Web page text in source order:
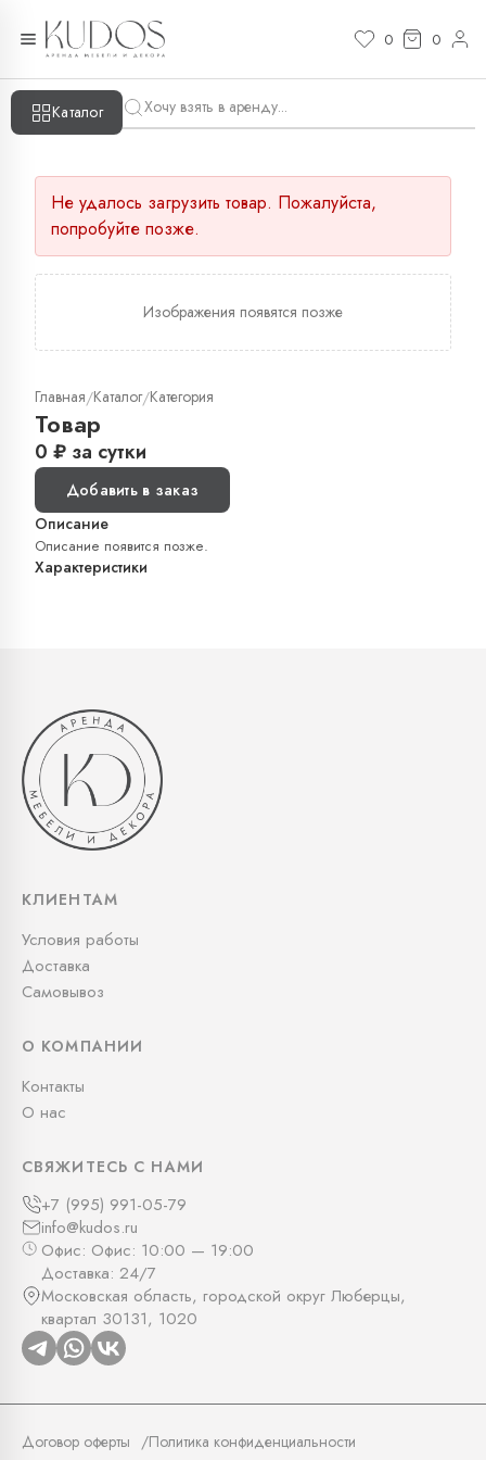
0 0
Каталог
Не удалось загрузить товар. Пожалуйста,
попробуйте позже.
Изображения появятся позже
Главная/Каталог/Категория
Товар
0 ₽ за сутки
Добавить в заказ
Описание
Описание появится позже.
Характеристики
КЛИЕНТАМ
Условия работы
Доставка
Самовывоз
О КОМПАНИИ
Контакты
О нас
СВЯЖИТЕСЬ С НАМИ
+7 (995) 991-05-79
info@kudos.ru
Офис: Офис: 10:00 — 19:00
Доставка: 24/7
Московская область, городской округ Люберцы,
квартал 30131, 1020
Договор оферты Политика конфиденциальности